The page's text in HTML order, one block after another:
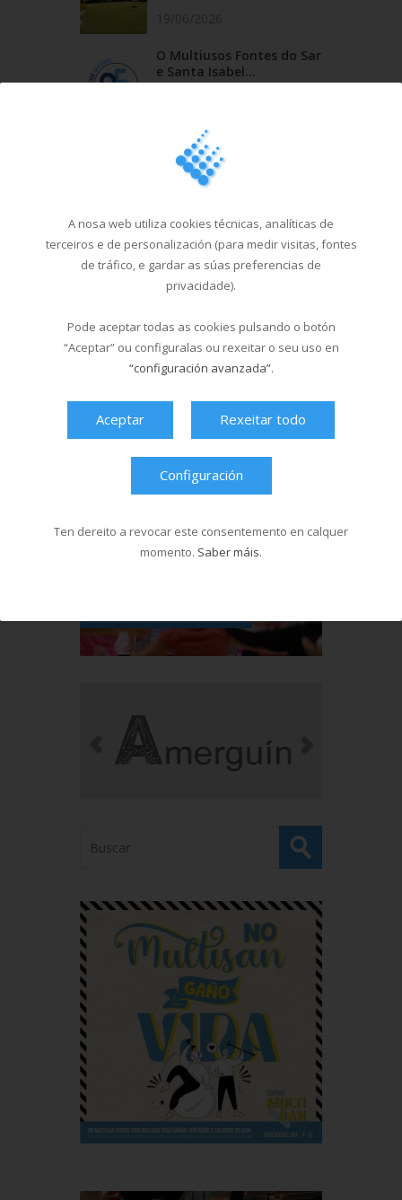
O Multiusos Fontes do Sar
e Santa Isabel...
Campus Sar verán 2026
29/04/2026
Cursos de natación en
Santa Isabel, do 1...
18/03/2026
Última hora
A nosa web utiliza cookies técnicas, analíticas de
terceiros e de personalización (para medir visitas, fontes
de tráfico, e gardar as súas preferencias de
privacidade).
Pode aceptar todas as cookies pulsando o botón
“Aceptar” ou configuralas ou rexeitar o seu uso en
“configuración avanzada”.
Aceptar Rexeitar todo
Configuración
Ten dereito a revocar este consentemento en calquer
momento. Saber máis.